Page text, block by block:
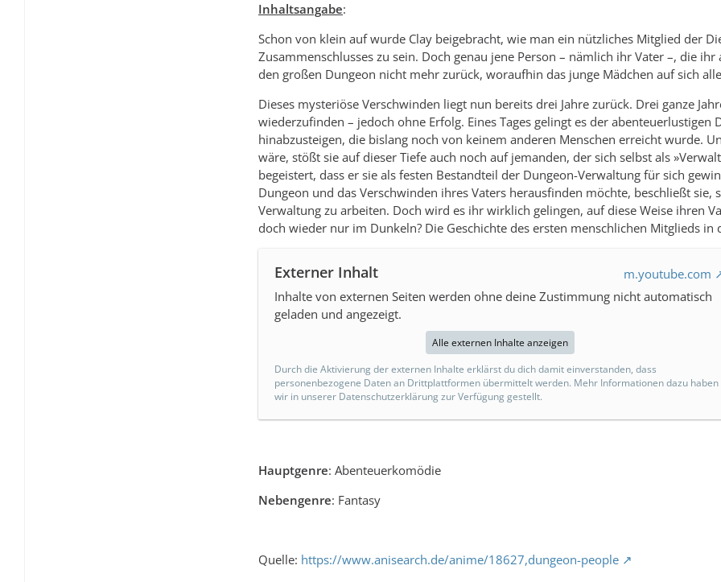
Inhaltsangabe:
Schon von klein auf wurde Clay beigebracht, wie man ein nützliches Mitglied der
Zusammenschlusses zu sein. Doch genau jene Person – nämlich ihr Vater –, die
den großen Dungeon nicht mehr zurück, woraufhin das junge Mädchen auf sich
Dieses mysteriöse Verschwinden liegt nun bereits drei Jahre zurück. Drei ganze
wiederzufinden – jedoch ohne Erfolg. Eines Tages gelingt es der abenteuerlustigen
hinabzusteigen, die bislang noch von keinem anderen Menschen erreicht wurde.
wäre, stößt sie auf dieser Tiefe auch noch auf jemanden, der sich selbst als
begeistert, dass er sie als festen Bestandteil der Dungeon-Verwaltung für sich
Dungeon und das Verschwinden ihres Vaters herausfinden möchte, beschließt
Verwaltung zu arbeiten. Doch wird es ihr wirklich gelingen, auf diese Weise ihren
doch wieder nur im Dunkeln? Die Geschichte des ersten menschlichen Mitglieds
Externer Inhalt
m.youtube.com
Inhalte von externen Seiten werden ohne deine Zustimmung nicht automatisch
geladen und angezeigt.
Alle externen Inhalte anzeigen
Durch die Aktivierung der externen Inhalte erklärst du dich damit einverstanden, dass
personenbezogene Daten an Drittplattformen übermittelt werden. Mehr Informationen dazu haben
wir in unserer Datenschutzerklärung zur Verfügung gestellt.
Hauptgenre: Abenteuerkomödie
Nebengenre: Fantasy
Quelle: https://www.anisearch.de/anime/18627,dungeon-people